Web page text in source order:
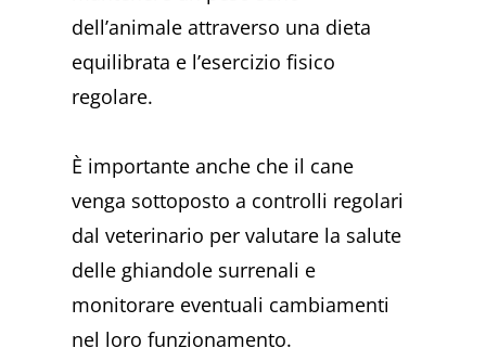
dell’animale attraverso una dieta
equilibrata e l’esercizio fisico
regolare.
È importante anche che il cane
venga sottoposto a controlli regolari
dal veterinario per valutare la salute
delle ghiandole surrenali e
monitorare eventuali cambiamenti
nel loro funzionamento.